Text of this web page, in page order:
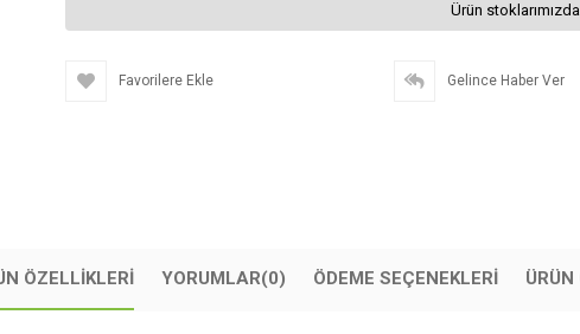
Ürün
Favorilere Ekle Gelince Haber Ver
ÖZELLIKLERI YORUMLAR(0) ÖDEME SEÇENEKLERI ÜRÜN